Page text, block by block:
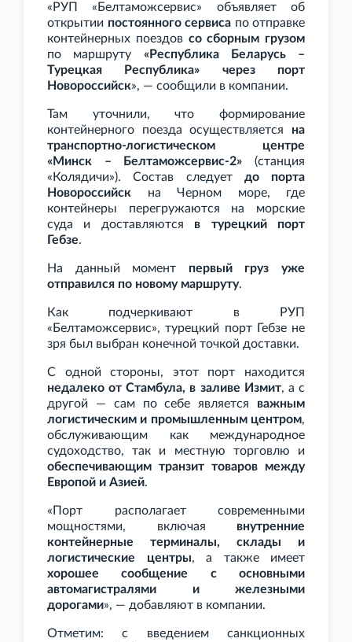
«РУП «Белтаможсервис» объявляет об
открытии постоянного сервиса по отправке
контейнерных поездов со сборным грузом
по маршруту «Республика Беларусь –
Турецкая Республика» через порт
Новороссийск», — сообщили в компании.
Там уточнили, что формирование
контейнерного поезда осуществляется на
транспортно-логистическом центре
«Минск – Белтаможсервис-2» (станция
«Колядичи»). Состав следует до порта
Новороссийск на Черном море, где
контейнеры перегружаются на морские
суда и доставляются в турецкий порт
Гебзе.
На данный момент первый груз уже
отправился по новому маршруту.
Как подчеркивают в РУП
«Белтаможсервис», турецкий порт Гебзе не
зря был выбран конечной точкой доставки.
С одной стороны, этот порт находится
недалеко от Стамбула, в заливе Измит, а с
другой — сам по себе является важным
логистическим и промышленным центром,
обслуживающим как международное
судоходство, так и местную торговлю и
обеспечивающим транзит товаров между
Европой и Азией.
«Порт располагает современными
мощностями, включая внутренние
контейнерные терминалы, склады и
логистические центры, а также имеет
хорошее сообщение с основными
автомагистралями и железными
дорогами», — добавляют в компании.
Отметим: с введением санкционных